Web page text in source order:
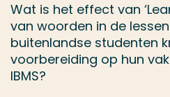
Wat is het effect van
van woorden in de
buitenlandse studenten
voorbereiding op hun
IBMS?